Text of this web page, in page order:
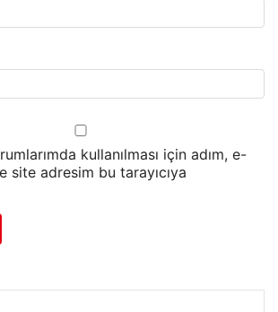
kullanılması için adım, e-
site adresim bu tarayıcıya